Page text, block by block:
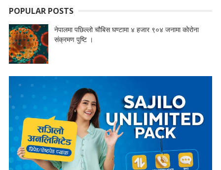
POPULAR POSTS
नेपालमा पछिल्लो चौबिस घण्टामा ४ हजार ९०४ जनामा कोरोना
संक्रमण पुष्टि ।